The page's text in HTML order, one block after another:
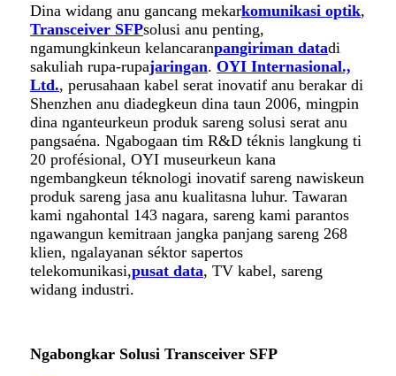
Dina widang anu gancang mekarkomunikasi optik,
Transceiver SFPsolusi anu penting,
ngamungkinkeun kelancaranpangiriman datadi
sakuliah rupa-rupajaringan. OYI Internasional.,
Ltd., perusahaan kabel serat inovatif anu berakar di
Shenzhen anu diadegkeun dina taun 2006, mingpin
dina nganteurkeun produk sareng solusi serat anu
pangsaéna. Ngabogaan tim R&D téknis langkung ti
20 profésional, OYI museurkeun kana
ngembangkeun téknologi inovatif sareng nawiskeun
produk sareng jasa anu kualitasna luhur. Tawaran
kami ngahontal 143 nagara, sareng kami parantos
ngawangun kemitraan jangka panjang sareng 268
klien, ngalayanan séktor sapertos
telekomunikasi,pusat data, TV kabel, sareng
widang industri.
Ngabongkar Solusi Transceiver SFP